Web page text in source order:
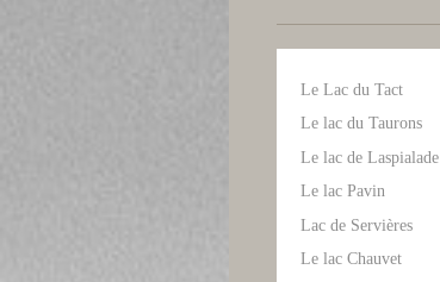
Le Lac du Tact
Le lac du Taurons
Le lac de Laspialade
Le lac Pavin
Lac de Servières
Le lac Chauvet